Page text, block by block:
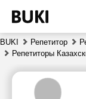
BUKI Репетитор
Репетиторы